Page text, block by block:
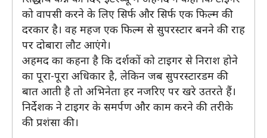
को वापसी करने के लिए सिर्फ और सिर्फ एक फिल्म की
दरकार है। वह महज एक फिल्म से सुपरस्टार बनने की राह
पर दोबारा लौट आएंगे।
अहमद का कहना है कि दर्शकों को टाइगर से निराश होने
का पूरा-पूरा अधिकार है, लेकिन जब सुपरस्टारडम की
बात आती है तो अभिनेता हर नजरिए पर खरे उतरते हैं।
निर्देशक ने टाइगर के समर्पण और काम करने की तरीके
की प्रशंसा की।